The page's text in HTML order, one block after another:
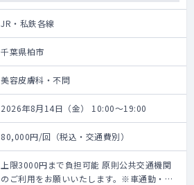
JR・私鉄各線
千葉県柏市
美容皮膚科・不問
2026年8月14日（金） 10:00～19:00
80,000円/回（税込・交通費別）
上限3000円まで負担可能 原則公共交通機関
のご利用をお願いいたします。※車通勤・タ